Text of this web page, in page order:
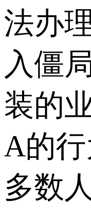
法办
入僵
装的
A的
多数